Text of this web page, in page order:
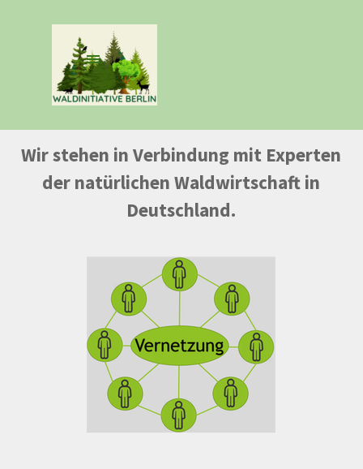
Menü überspringen
Wir stehen in Verbindung mit Experten
der natürlichen Waldwirtschaft in
Deutschland.